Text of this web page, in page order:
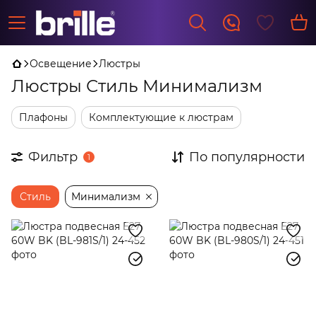
Освещение Люстры
Люстры Стиль Минимализм
Плафоны Комплектующие к люстрам
Фильтр 1 По популярности
Стиль Минимализм